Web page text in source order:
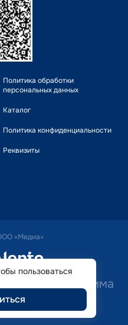
Политика обработки
персональных данных
Каталог
Политика конфиденциальности
Реквизиты
«Медиа»
Необходима
пользоваться